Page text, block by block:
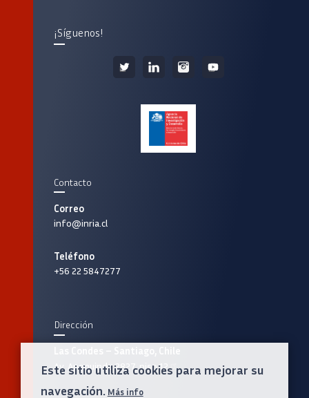
¡Síguenos!
Contacto
Correo
info@inria.cl
Teléfono
+56 22 5847277
Dirección
Av. Apoquindo 2827, piso 12
Este sitio utiliza cookies para mejorar su
navegación. Más info